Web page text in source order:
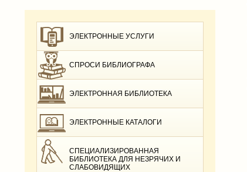
ЭЛЕКТРОННЫЕ УСЛУГИ
СПРОСИ БИБЛИОГРАФА
ЭЛЕКТРОННАЯ БИБЛИОТЕКА
ЭЛЕКТРОННЫЕ КАТАЛОГИ
СПЕЦИАЛИЗИРОВАННАЯ
БИБЛИОТЕКА ДЛЯ НЕЗРЯЧИХ И
СЛАБОВИДЯЩИХ